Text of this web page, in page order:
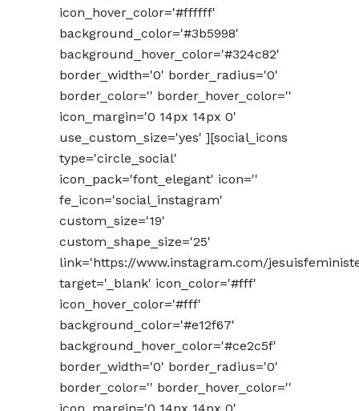
icon_hover_color='#ffffff'
background_color='#3b5998'
background_hover_color='#324c82'
border_width='0' border_radius='0'
border_color='' border_hover_color=''
icon_margin='0 14px 14px 0'
use_custom_size='yes' ][social_icons
type='circle_social'
icon_pack='font_elegant' icon=''
fe_icon='social_instagram'
custom_size='19'
custom_shape_size='25'
link='https://www.instagram.com/
target='_blank' icon_color='#fff'
icon_hover_color='#fff'
background_color='#e12f67'
background_hover_color='#ce2c5f'
border_width='0' border_radius='0'
border_color='' border_hover_color=''